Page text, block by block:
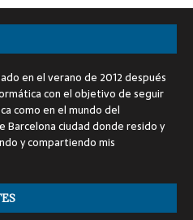
en el verano de 2012 después
con el objetivo de seguir
como en el mundo del
Barcelona ciudad donde resido y
y compartiendo mis